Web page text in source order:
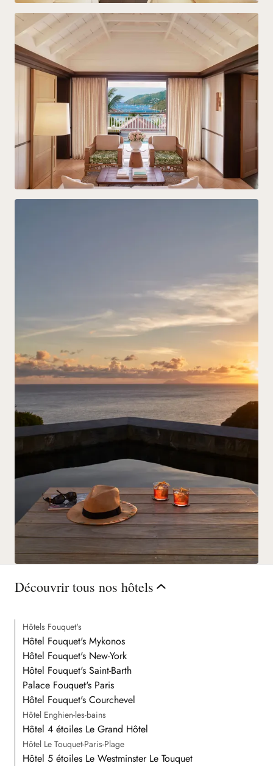
Découvrir tous nos hôtels
Hôtels Fouquet's
Hôtel Fouquet's Mykonos
Hôtel Fouquet's New-York
Hôtel Fouquet's Saint-Barth
Palace Fouquet's Paris
Hôtel Fouquet's Courchevel
Hôtel Enghien-les-bains
Hôtel 4 étoiles Le Grand Hôtel
Hôtel Le Touquet-Paris-Plage
Hôtel 5 étoiles Le Westminster Le Touquet